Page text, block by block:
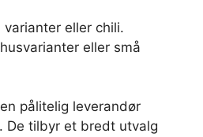
varianter eller chili.
eller små
pålitelig leverandør
. De tilbyr et bredt utvalg